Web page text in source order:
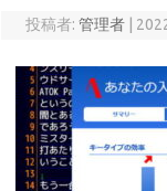
投稿者: 管理者